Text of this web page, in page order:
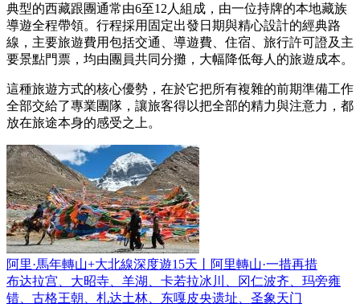
典型的西藏跟團通常由6至12人組成，由一位持牌的本地藏族
導遊全程帶領。行程採用固定出發日期與精心設計的經典路
線，主要旅遊費用包括交通、導遊費、住宿、旅行許可證及主
要景點門票，均由團員共同分攤，大幅降低每人的旅遊成本。
這種旅遊方式的核心優勢，在於它把所有複雜的前期準備工作
全部交給了專業團隊，讓旅客得以把全部的精力與注意力，都
放在旅途本身的感受之上。
阿里·馬年轉山+大北線深度遊15天丨阿里轉山·一措再措
布达拉宫、大昭寺、羊湖、卡若拉冰川、冈仁波齐、玛旁雍
错、古格王朝、札达土林、东嘎皮央遗址、圣象天门